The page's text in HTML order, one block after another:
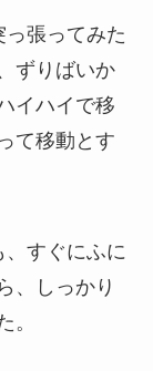
張ってみた
ずりばいか
イハイで移
て移動とす
すぐにふに
、しっかり
。